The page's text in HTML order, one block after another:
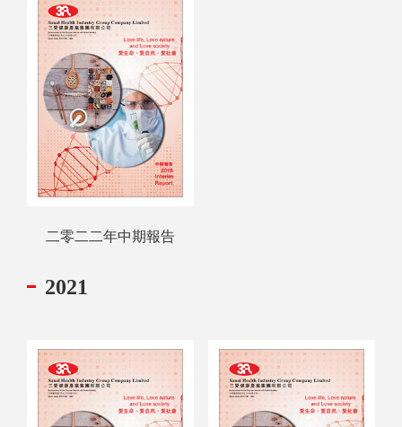
二零二二年中期報告
2021